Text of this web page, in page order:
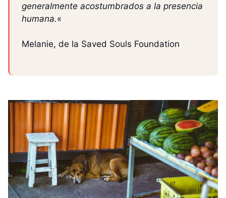
generalmente acostumbrados a la presencia
humana.«
Melanie, de la Saved Souls Foundation